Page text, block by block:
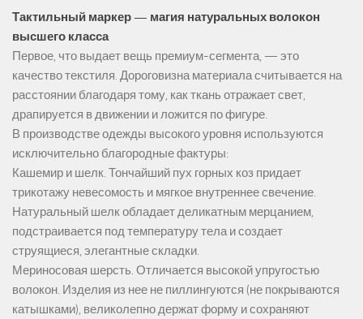
Тактильный маркер — магия натуральных волокон
высшего класса
Первое, что выдает вещь премиум-сегмента, — это
качество текстиля. Дороговизна материала считывается на
расстоянии благодаря тому, как ткань отражает свет,
драпируется в движении и ложится по фигуре.
В производстве одежды высокого уровня используются
исключительно благородные фактуры:
Кашемир и шелк. Тончайший пух горных коз придает
трикотажу невесомость и мягкое внутреннее свечение.
Натуральный шелк обладает деликатным мерцанием,
подстраивается под температуру тела и создает
струящиеся, элегантные складки.
Мериносовая шерсть. Отличается высокой упругостью
волокон. Изделия из нее не пиллингуются (не покрываются
катышками), великолепно держат форму и сохраняют